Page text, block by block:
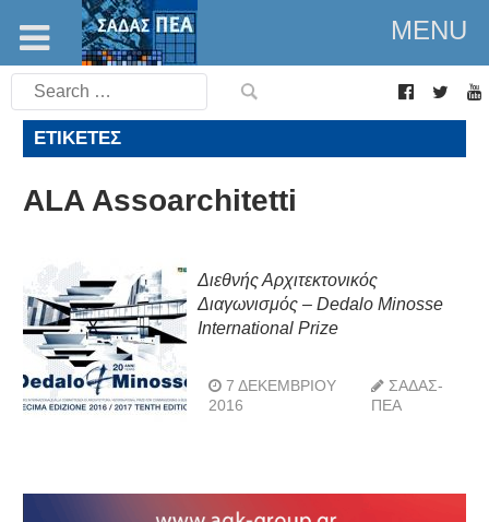
MENU
Search
for:
ΕΤΙΚΈΤΕΣ
ALA Assoarchitetti
Διεθνής Αρχιτεκτονικός
Διαγωνισμός – Dedalo Minosse
International Prize
7 ΔΕΚΕΜΒΡΊΟΥ
2016
ΣΑΔΑΣ-
ΠΕΑ